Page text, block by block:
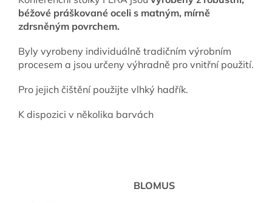
béžové práškované oceli s matným, mírně
zdrsněným povrchem.
Byly vyrobeny individuálně tradičním výrobním
procesem a jsou určeny výhradně pro vnitřní použití.
Pro jejich čištění použijte vlhký hadřík.
K dispozici v několika barvách
BLOMUS